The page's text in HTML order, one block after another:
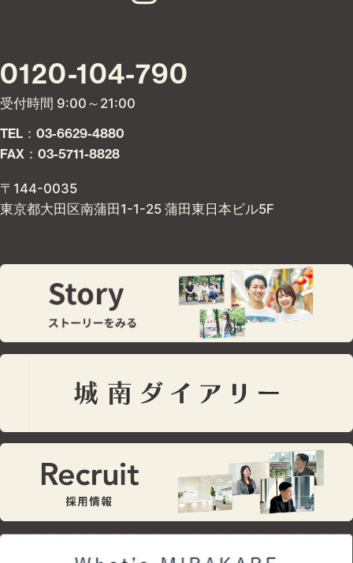
0120-104-790
受付時間 9:00～21:00
TEL：03-6629-4880
FAX：03-5711-8828
〒144-0035
東京都大田区南蒲田1-1-25 蒲田東日本ビル5F